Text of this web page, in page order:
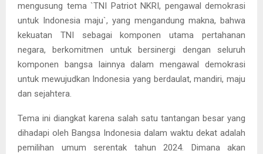
mengusung tema `TNI Patriot NKRI, pengawal demokrasi
untuk Indonesia maju`, yang mengandung makna, bahwa
kekuatan TNI sebagai komponen utama pertahanan
negara, berkomitmen untuk bersinergi dengan seluruh
komponen bangsa lainnya dalam mengawal demokrasi
untuk mewujudkan Indonesia yang berdaulat, mandiri, maju
dan sejahtera.
Tema ini diangkat karena salah satu tantangan besar yang
dihadapi oleh Bangsa Indonesia dalam waktu dekat adalah
pemilihan umum serentak tahun 2024. Dimana akan